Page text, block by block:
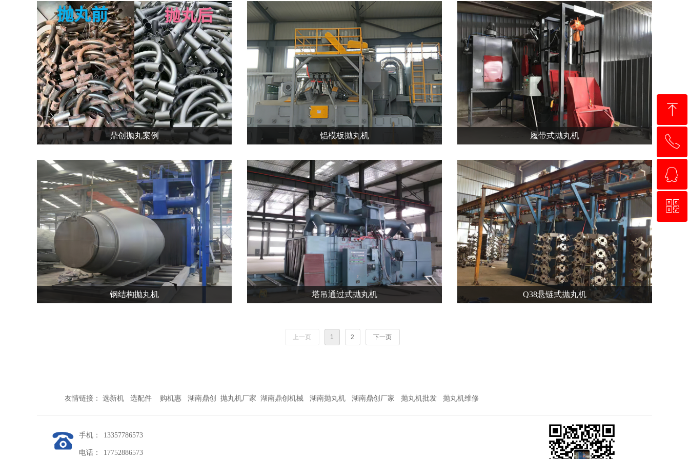
鼎创抛丸案例
抛丸机维修
铝模板抛丸机 履带式抛丸机
钢结构抛丸机 塔吊通过式抛丸机 Q38悬链式抛丸机
上一页 1 2 下一页
手机： 13357786573
电话： 17752886573
友情链接： 选新机 选配件 购机惠 湖南鼎创 抛丸机厂家 湖南鼎创机械 湖南抛丸机 湖南鼎创厂家 抛丸机批发 抛丸机维修
ꁸ
回到顶部
ꂅ
ꁗ
QQ客服
ꀥ